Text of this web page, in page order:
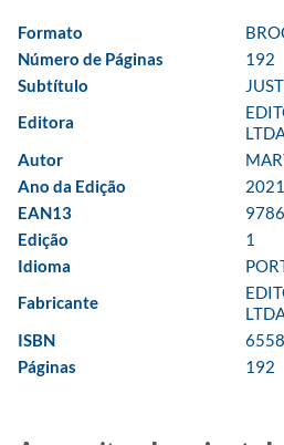
Formato
Número de Páginas
192
Subtítulo
Editora
Autor
Ano da Edição
2021
EAN13
Edição
1
Idioma
Fabricante
ISBN
Páginas
192